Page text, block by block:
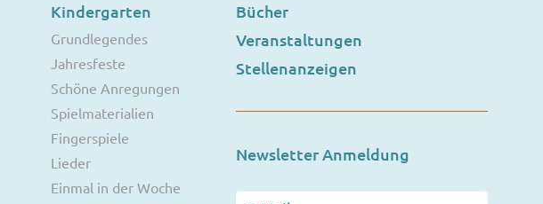
Kindergarten
Grundlegendes
Jahresfeste
Schöne Anregungen
Spielmaterialien
Fingerspiele
Lieder
Einmal in der Woche
Bücher
Veranstaltungen
Stellenanzeigen
Newsletter Anmeldung